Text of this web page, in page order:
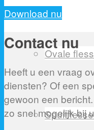
Ovale
Download nu
Contact nu
Heeft u een vraag
diensten? Of een
gewoon een
zo snel mogelijk bij